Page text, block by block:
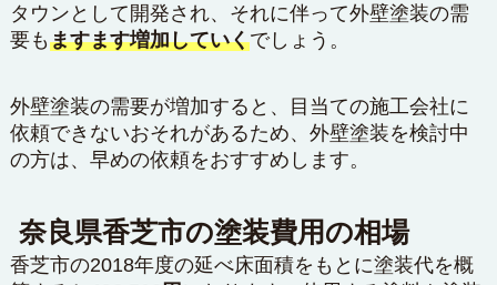
タウンとして開発され、それに伴って外壁塗装の需
要もますます増加していくでしょう。
外壁塗装の需要が増加すると、目当ての施工会社に
依頼できないおそれがあるため、外壁塗装を検討中
の方は、早めの依頼をおすすめします。
奈良県香芝市の塗装費用の相場
香芝市の2018年度の延べ床面積をもとに塗装代を概